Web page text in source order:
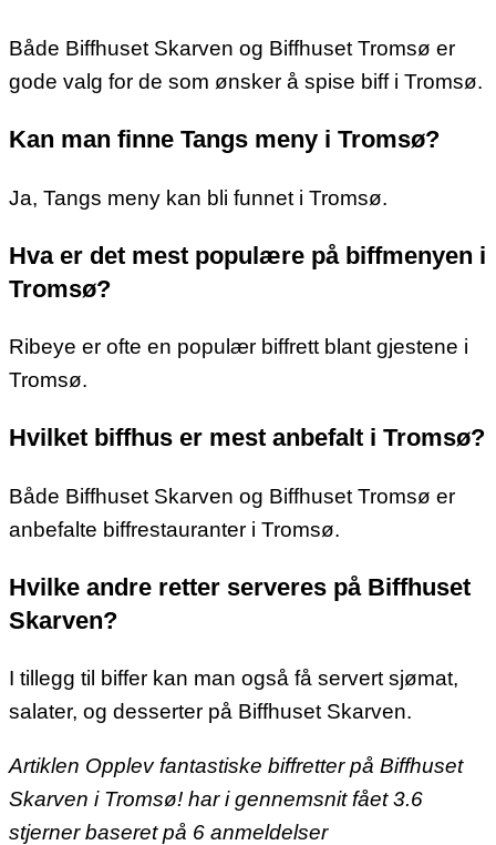
Både Biffhuset Skarven og Biffhuset Tromsø er
gode valg for de som ønsker å spise biff i Tromsø.
Kan man finne Tangs meny i Tromsø?
Ja, Tangs meny kan bli funnet i Tromsø.
Hva er det mest populære på biffmenyen i
Tromsø?
Ribeye er ofte en populær biffrett blant gjestene i
Tromsø.
Hvilket biffhus er mest anbefalt i Tromsø?
Både Biffhuset Skarven og Biffhuset Tromsø er
anbefalte biffrestauranter i Tromsø.
Hvilke andre retter serveres på Biffhuset
Skarven?
I tillegg til biffer kan man også få servert sjømat,
salater, og desserter på Biffhuset Skarven.
Artiklen Opplev fantastiske biffretter på Biffhuset
Skarven i Tromsø! har i gennemsnit fået3.6
stjerner baseret på 6 anmeldelser